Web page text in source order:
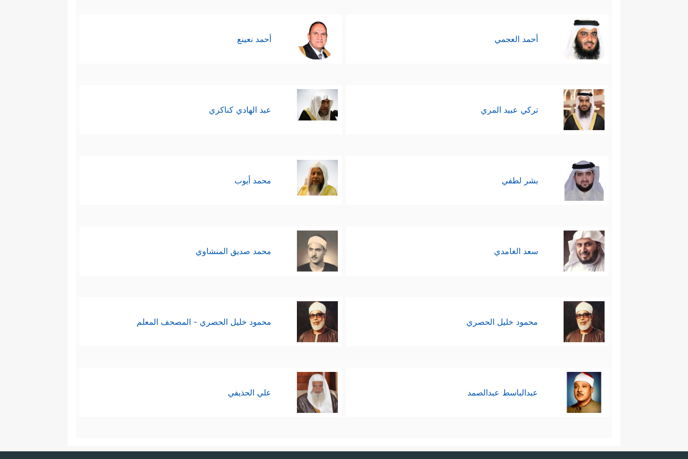
المُحسِنون حقًّا، وإن كانوا ضعفاء أو فقراء، مُحسِنون لأنَّهم أحسَنوا لأنفسهم أولًا، فأوردوها موارد الخير والهدى،
ومُحسِنون لغيرهم ببذل الجهد في سبيل إنقاذهم ونُصحهم، وتقديم الخير لهم، ومُحسِنون إلى الحقيقة والعلم والمعرفة
وتعَبٍ.
أحمد العجمي أحمد نعينع
تركي عبيد المري عبد الهادي كناكري
بشر لطفي محمد أيوب
سعد الغامدي محمد صديق المنشاوي
محمود خليل الحصري محمود خليل الحصري - المصحف المعلم
عبدالباسط عبدالصمد علي الحذيفي